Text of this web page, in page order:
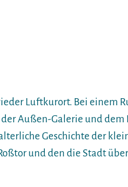
Luftkurort. Bei einem
Außen-Galerie und
Geschichte der
und den die Stadt